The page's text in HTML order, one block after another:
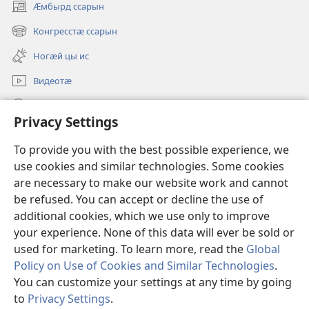
Privacy Settings
To provide you with the best possible experience, we
use cookies and similar technologies. Some cookies
are necessary to make our website work and cannot
be refused. You can accept or decline the use of
additional cookies, which we use only to improve
your experience. None of this data will ever be sold or
used for marketing. To learn more, read the Global
Policy on Use of Cookies and Similar Technologies.
You can customize your settings at any time by going
to Privacy Settings.
Ӕмбырд ссарын
(opens
new
window)
Конгресстӕ ссарын
(opens
new
window)
Ногӕй цы ис
Видеотӕ
(opens
window)Хъахъхъӕнӕн мӕсыджы ОНЛАЙН-БИБЛИОТЕКӔ™
(opens
new
window)JW Hub ®
(opens
new
window)
Copyright© 2026 Watch Tower Bible and Tract Society of Pennsylvania.
УСЛОВИЯ ИСПОЛЬЗОВАНИЯ